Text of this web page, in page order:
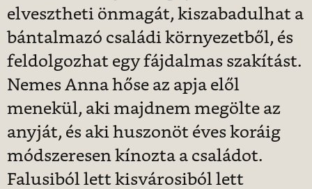
elvesztheti önmagát, kiszabadulhat a
bántalmazó családi környezetből, és
feldolgozhat egy fájdalmas szakítást.
Nemes Anna hőse az apja elől
menekül, aki majdnem megölte az
anyját, és aki huszonöt éves koráig
módszeresen kínozta a családot.
Falusiból lett kisvárosiból lett